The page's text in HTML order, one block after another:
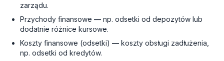
zarządu.
Przychody finansowe — np. odsetki od depozytów lub
dodatnie różnice kursowe.
Koszty finansowe (odsetki) — koszty obsługi zadłużenia,
np. odsetki od kredytów.